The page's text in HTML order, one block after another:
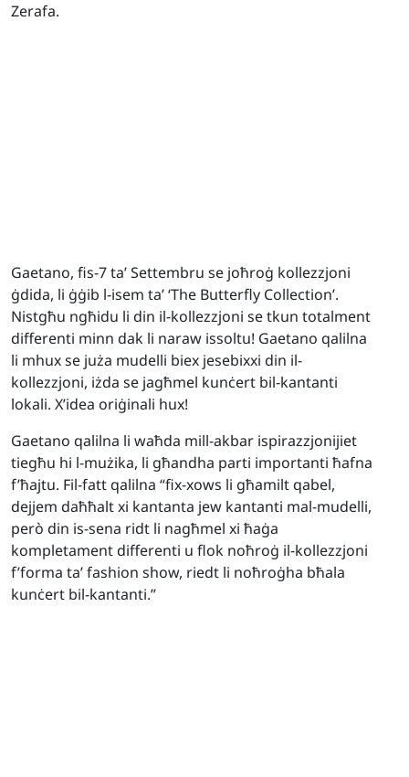
Zerafa.
Gaetano, fis-7 ta’ Settembru se joħroġ kollezzjoni
ġdida, li ġġib l-isem ta’ ‘The Butterfly Collection’.
Nistgħu ngħidu li din il-kollezzjoni se tkun totalment
differenti minn dak li naraw issoltu! Gaetano qalilna
li mhux se juża mudelli biex jesebixxi din il-
kollezzjoni, iżda se jagħmel kunċert bil-kantanti
lokali. X’idea oriġinali hux!
Gaetano qalilna li waħda mill-akbar ispirazzjonijiet
tiegħu hi l-mużika, li għandha parti importanti ħafna
f’ħajtu. Fil-fatt qalilna “fix-xows li għamilt qabel,
dejjem daħħalt xi kantanta jew kantanti mal-mudelli,
però din is-sena ridt li nagħmel xi ħaġa
kompletament differenti u flok noħroġ il-kollezzjoni
f’forma ta’ fashion show, riedt li noħroġha bħala
kunċert bil-kantanti.”